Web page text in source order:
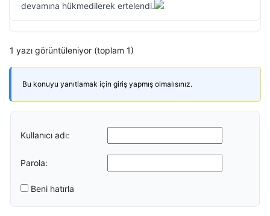
devamına hükmedilerek ertelendi.
1 yazı görüntüleniyor (toplam 1)
Bu konuyu yanıtlamak için giriş yapmış olmalısınız.
Kullanıcı adı:
Parola:
Beni hatırla